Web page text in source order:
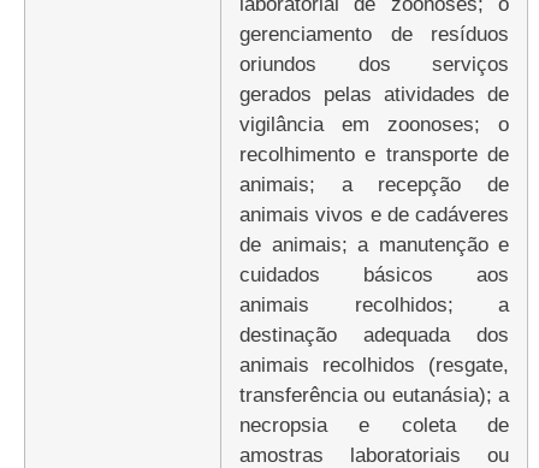
gerenciamento de resíduos
oriundos dos serviços
gerados pelas atividades de
vigilância em zoonoses; o
recolhimento e transporte de
animais; a recepção de
animais vivos e de cadáveres
de animais; a manutenção e
cuidados básicos aos
animais recolhidos; a
destinação adequada dos
animais recolhidos (resgate,
transferência ou eutanásia); a
necropsia e coleta de
amostras laboratoriais ou